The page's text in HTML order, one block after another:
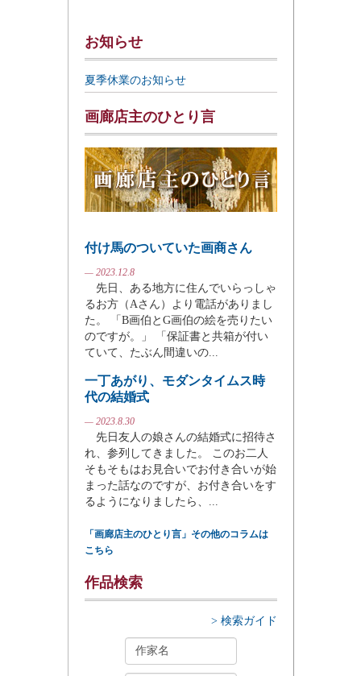
お知らせ
夏季休業のお知らせ
画廊店主のひとり言
付け馬のついていた画商さん
— 2023.12.8
先日、ある地方に住んでいらっしゃ
るお方（Aさん）より電話がありまし
た。 「B画伯とG画伯の絵を売りたい
のですが。」 「保証書と共箱が付い
ていて、たぶん間違いの...
一丁あがり、モダンタイムス時
代の結婚式
— 2023.8.30
先日友人の娘さんの結婚式に招待さ
れ、参列してきました。 このお二人
そもそもはお見合いでお付き合いが始
まった話なのですが、お付き合いをす
るようになりましたら、...
「画廊店主のひとり言」その他のコラムは
こちら
作品検索
> 検索ガイド